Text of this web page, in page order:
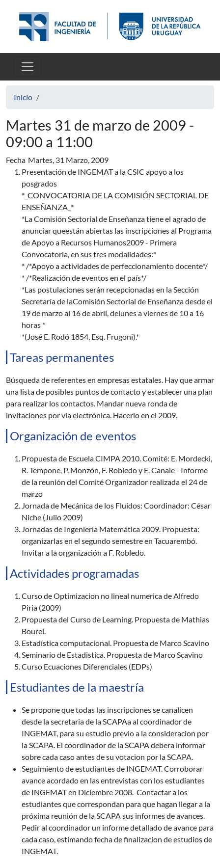
Inicio
Martes 31 de marzo de 2009 -
09:00 a 11:00
Fecha Martes, 31 Marzo, 2009
Presentación de INGEMAT a la CSIC apoyo a los
posgrados
*_CONVOCATORIA DE LA COMISIÓN SECTORIAL DE
ENSEÑANZA_*
*La Comisión Sectorial de Enseñanza tiene el agrado de
anunciar queestán abiertas las inscripciones al Programa
de Apoyo a Recursos Humanos2009 - Primera
Convocatoria, en sus tres modalidades:*
* /*Apoyo a actividades de perfeccionamiento docente*/
* /*Realización de eventos en el país*/
*Las postulaciones serán recepcionadas en la Sección
Secretaría de laComisión Sectorial de Enseñanza desde el
19 de marzo al 16 de abril, delunes a viernes de 10 a 16
horas *
*(José E. Rodó 1854, Esq. Frugoni).*
Tareas permanentes
Búsqueda de referentes en empresas estatales. Hay que armar
una lista de posibles puntos de contacto y establecer una plan
para realizar los contactos. Mandar nueva ronda de
invitaciones por vía electrónica. Hacerlo en el 2009.
Organización de eventos
Propuesta de Escuela CIMPA 2010. Comité: E. Mordecki,
R. Tempone, P. Monzón, F. Robledo y E. Canale - Informe
de la reunión del Comité Organizador realizada el 24 de
marzo
Jornada de Mecánica de los Fluidos: Coordinador: César
Niche (Julio 2009)
Jornadas de Ingeniería Matemática 2009. Propuesta:
organizarlas en el segundo semestre en Tacuarembó.
Invitar a la organización a F. Robledo.
Actividades programadas
Curso de Optimizacion no lineal numerica de Alfredo
Piria (2009)
Propuesta del Curso de Learning. Propuesta de Mathias
Bourel.
Estadística computacional. Propuesta de Marco Scavino
Seminario de Estadistica. Propuesta de Marco Scavino
Curso Ecuaciones Diferenciales (EDPs)
Estudiantes de la maestría
Se propone que todas las inscripciones se canalicen
desde la secretaria de la SCAPAa al coordinador de
INGEMAT, para su estudio previo a la consideracion por
la SCAPA. El coordinador de la SCAPA debera informar
sobre cada caso antes de su votacion por la SCAPA.
Seguimiento de estudiantes de INGEMAT. Corroborar
avance acordado en las entrevistas con los estudiantes
de INGEMAT en Diciembre 2008. Contactar a los
estudiantes que correspondan para que hagan llegar a la
próxima reunión de la SCAPA sus informes de avances.
Pedir al coordinador un informe detallado de avance para
cada caso, estimando fecha de finalizacion de estudios de
INGEMAT.